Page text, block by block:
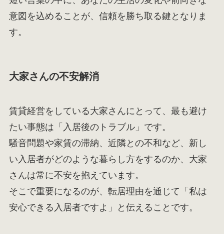
意図を込めることが、信頼を勝ち取る鍵となりま
す。
大家さんの不安解消
賃貸経営をしている大家さんにとって、最も避け
たい事態は「入居後のトラブル」です。
騒音問題や家賃の滞納、近隣との不和など、新し
い入居者がどのような暮らし方をするのか、大家
さんは常に不安を抱えています。
そこで重要になるのが、転居理由を通じて「私は
安心できる入居者ですよ」と伝えることです。